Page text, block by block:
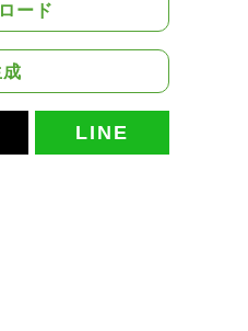
ード
成
LINE